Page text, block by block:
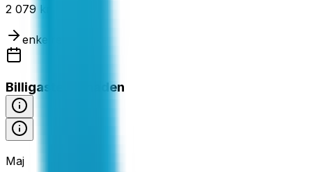
2 079 kr
enkelresa
Billigaste månaden
Maj